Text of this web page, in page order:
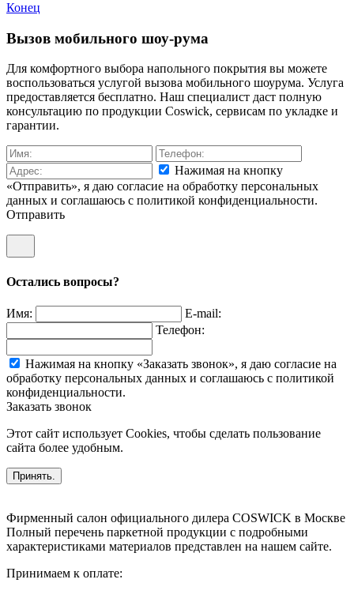
Конец
Вызов мобильного шоу-рума
Для комфортного выбора напольного покрытия вы можете
воспользоваться услугой вызова мобильного шоурума. Услуга
предоставляется бесплатно. Наш специалист даст полную
консультацию по продукции Coswick, сервисам по укладке и
гарантии.
Нажимая на кнопку
«Отправить», я даю согласие на обработку персональных
данных и соглашаюсь c политикой конфиденциальности.
Отправить
Остались вопросы?
Имя:
E-mail:
Телефон:
Нажимая на кнопку «Заказать звонок», я даю согласие на
обработку персональных данных и соглашаюсь c политикой
конфиденциальности.
Заказать звонок
Этот сайт использует Cookies, чтобы сделать пользование
сайта более удобным.
Принять.
Фирменный салон официального дилера COSWICK в Москве
Полный перечень паркетной продукции с подробными
характеристиками материалов представлен на нашем сайте.
Принимаем к оплате: